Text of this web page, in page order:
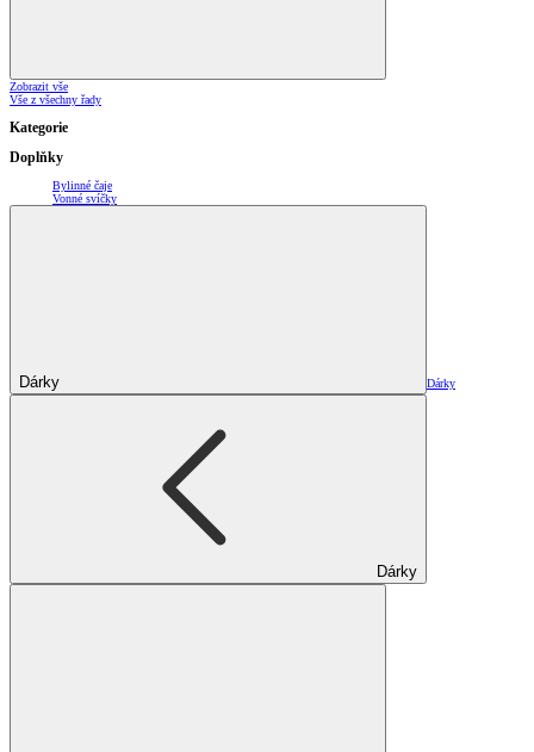
Zobrazit vše
Vše z všechny řady
Kategorie
Doplňky
Bylinné čaje
Vonné svíčky
Dárky Dárky
Dárky